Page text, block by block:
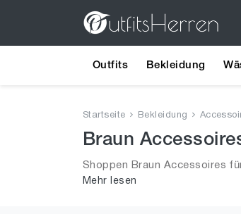
Outfits Bekleidung
Startseite Bekleidung
Braun
Shoppen Braun Accessoires
aus 2026 für Männer!
Mehr lesen